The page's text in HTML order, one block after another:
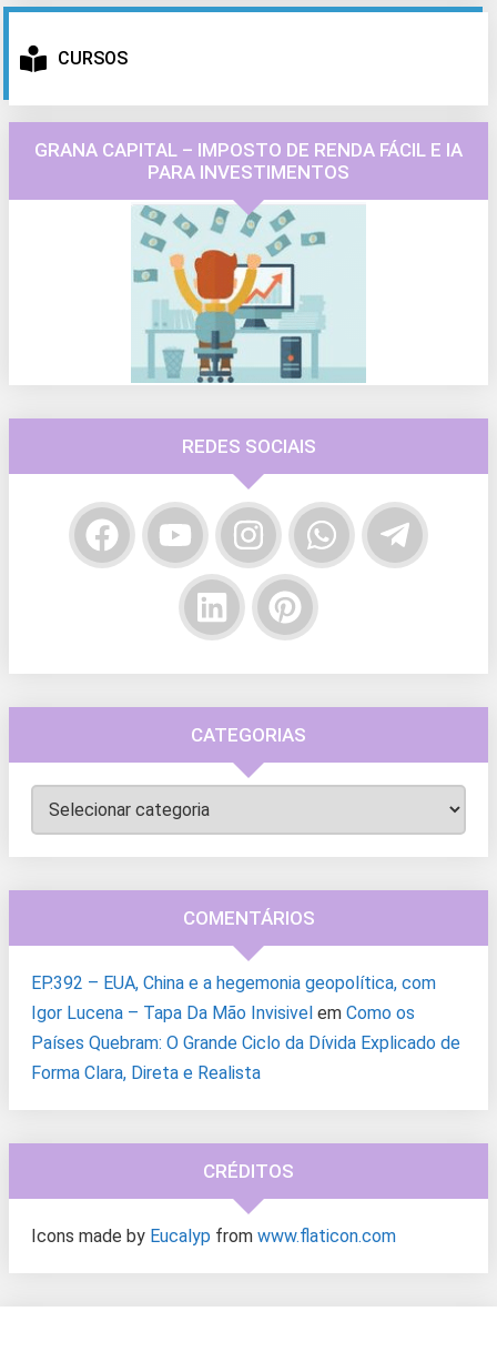
CURSOS
GRANA CAPITAL – IMPOSTO DE RENDA FÁCIL E IA
PARA INVESTIMENTOS
REDES SOCIAIS
CATEGORIAS
Categorias
COMENTÁRIOS
EP.392 – EUA, China e a hegemonia geopolítica, com
Igor Lucena – Tapa Da Mão Invisivel em Como os
Países Quebram: O Grande Ciclo da Dívida Explicado de
Forma Clara, Direta e Realista
CRÉDITOS
Icons made by Eucalyp from www.flaticon.com